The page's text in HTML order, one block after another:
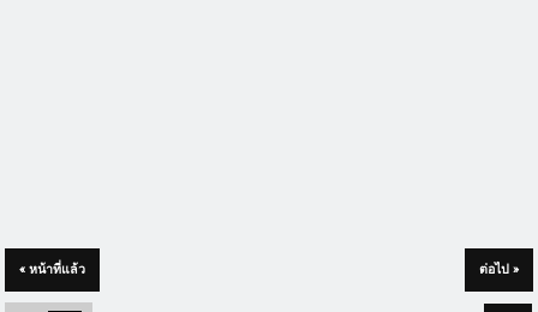
« หน้าที่แล้ว ต่อไป »